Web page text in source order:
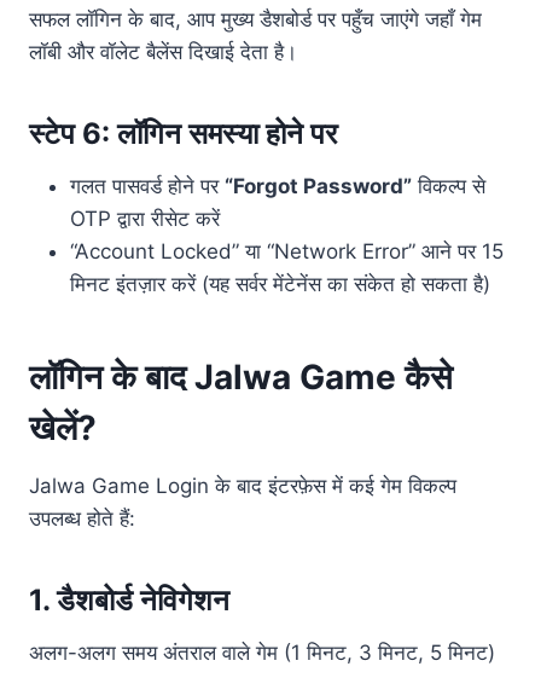
सफल लॉगिन के बाद, आप मुख्य डैशबोर्ड पर पहुँच जाएंगे जहाँ गेम
लॉबी और वॉलेट बैलेंस दिखाई देता है।
स्टेप 6: लॉगिन समस्या होने पर
गलत पासवर्ड होने पर “Forgot Password” विकल्प से
OTP द्वारा रीसेट करें
“Account Locked” या “Network Error” आने पर 15
मिनट इंतज़ार करें (यह सर्वर मेंटेनेंस का संकेत हो सकता है)
लॉगिन के बाद Jalwa Game कैसे
खेलें?
Jalwa Game Login के बाद इंटरफ़ेस में कई गेम विकल्प
उपलब्ध होते हैं:
1. डैशबोर्ड नेविगेशन
अलग-अलग समय अंतराल वाले गेम (1 मिनट, 3 मिनट, 5 मिनट)